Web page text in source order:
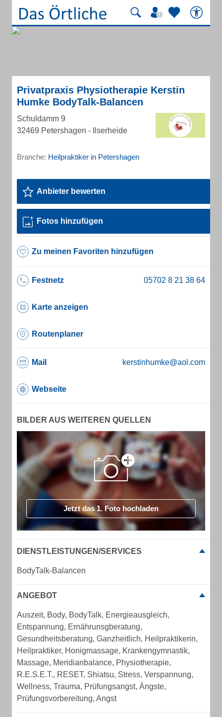
Privatpraxis Physiotherapie Kerstin
Humke BodyTalk-Balancen
Schuldamm 9
32469 Petershagen - Ilserheide
Branche: Heilpraktiker in Petershagen
Anbieter bewerten
Fotos hinzufügen
Zu meinen Favoriten hinzufügen
Festnetz
Karte anzeigen
Routenplaner
Mail kerstinhumke@aol.com
Webseite
BILDER AUS WEITEREN QUELLEN
Jetzt das 1. Foto hochladen
DIENSTLEISTUNGEN/SERVICES
BodyTalk-Balancen
ANGEBOT
Auszeit, Body, BodyTalk, Energieausgleich,
Entspannung, Ernährunsgberatung,
Gesundheitsberatung, Ganzheitlich, Heilpraktikerin,
Heilpraktiker, Honigmassage, Krankengymnastik,
Massage, Meridianbalance, Physiotherapie,
R.E.S.E.T., RESET, Shiatsu, Stress, Verspannung,
Wellness, Trauma, Prüfungsangst, Ängste,
Prüfungsvorbereitung, Angst